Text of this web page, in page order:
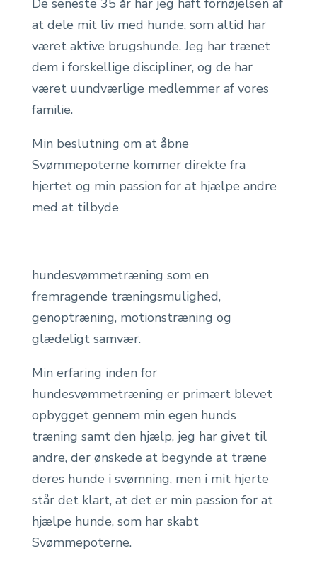
De seneste 35 år har jeg haft fornøjelsen af
at dele mit liv med hunde, som altid har
været aktive brugshunde. Jeg har trænet
dem i forskellige discipliner, og de har
været uundværlige medlemmer af vores
familie.
Min beslutning om at åbne
Svømmepoterne kommer direkte fra
hjertet og min passion for at hjælpe andre
med at tilbyde
hundesvømmetræning som en
fremragende træningsmulighed,
genoptræning, motionstræning og
glædeligt samvær.
Min erfaring inden for
hundesvømmetræning er primært blevet
opbygget gennem min egen hunds
træning samt den hjælp, jeg har givet til
andre, der ønskede at begynde at træne
deres hunde i svømning, men i mit hjerte
står det klart, at det er min passion for at
hjælpe hunde, som har skabt
Svømmepoterne.